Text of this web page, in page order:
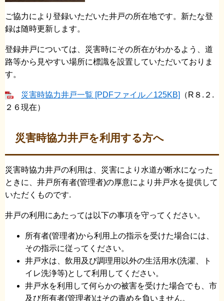
ご協力により登録いただいた井戸の所在地です。新たな登
録は随時更新します。
登録井戸については、災害時にその所在がわかるよう、道
路等から見やすい場所に標識を設置していただいておりま
す。
災害時協力井戸一覧 [PDFファイル／125KB]
（R８.２.
２６現在）
災害時協力井戸を利用する方へ
災害時協力井戸の利用は、災害により水道が断水になった
ときに、井戸所有者(管理者)の厚意により井戸水を提供して
いただくものです.
井戸の利用にあたっては以下の事項を守ってください。
所有者(管理者)から利用上の指示を受けた場合には、
その指示に従ってください。
井戸水は、飲用及び調理用以外の生活用水(洗濯、ト
イレ洗浄等)として利用してください。
井戸水を利用して何らかの被害を受けた場合でも、市
及び所有者(管理者)はその責めを負いません。